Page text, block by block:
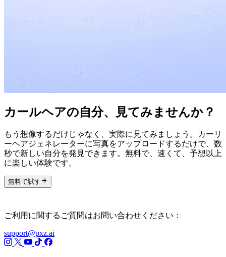
カールヘアの自分、見てみませんか？
もう想像するだけじゃなく、実際に見てみましょう。カーリ
ーヘアジェネレーターに写真をアップロードするだけで、数
秒で新しい自分を発見できます。無料で、速くて、予想以上
に楽しい体験です。
無料で試す
ご利用に関するご質問はお問い合わせください：
support@pxz.ai